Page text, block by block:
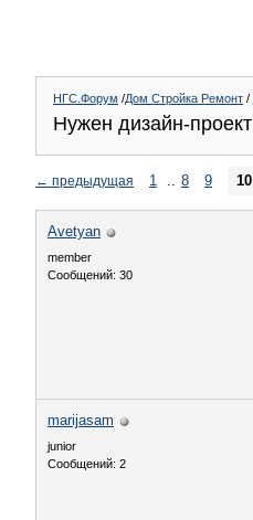
НГС.Форум /Дом Стройка Ремонт /
Нужен дизайн-проект
← предыдущая 1 .. 8 9 10
Avetyan
member
Сообщений: 30
marijasam
junior
Сообщений: 2